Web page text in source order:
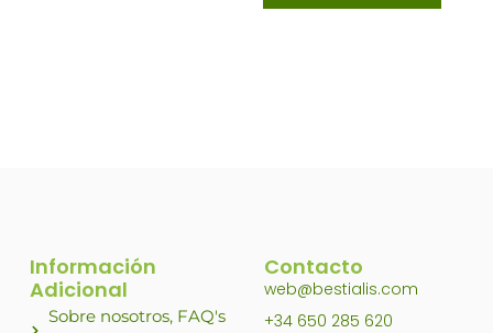
Información
Adicional
Sobre nosotros, FAQ's
Contacto
web@bestialis.com
+34 650 285 620